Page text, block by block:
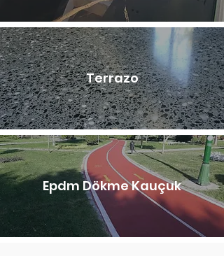
Terrazo
Epdm Dökme Kauçuk